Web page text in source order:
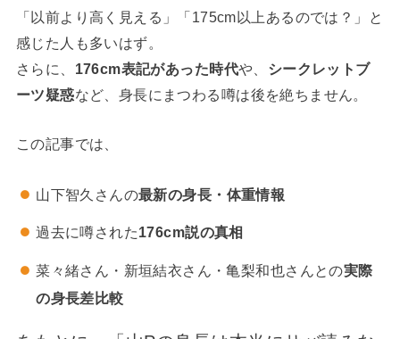
「以前より高く見える」「175cm以上あるのでは？」と
感じた人も多いはず。
さらに、 176cm表記があった時代や、 シークレットブ
ーツ疑惑など、身長にまつわる噂は後を絶ちません。
この記事では、
山下智久さんの最新の身長・体重情報
過去に噂された176cm説の真相
菜々緒さん・新垣結衣さん・亀梨和也さんとの実際
の身長差比較